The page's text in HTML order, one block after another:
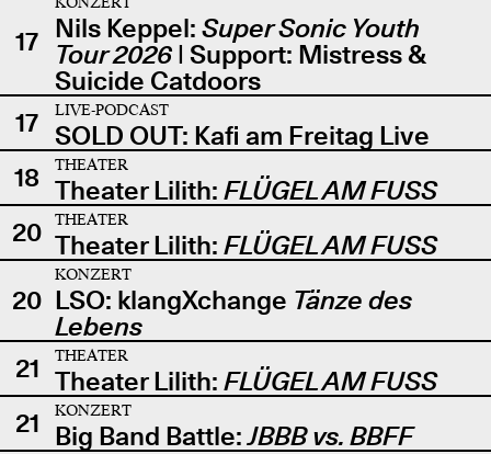
17 Nils Keppel: Super Sonic Youth
Tour 2026| Support: Mistress &
Suicide Catdoors
17
LIVE-PODCAST
SOLD OUT: Kafi am Freitag Live
18
THEATER
Theater Lilith: FLÜGEL AM FUSS
20
THEATER
Theater Lilith: FLÜGEL AM FUSS
20
KONZERT
LSO: klangXchange Tänze des
Lebens
21
THEATER
Theater Lilith: FLÜGEL AM FUSS
21
KONZERT
Big Band Battle:JBBB vs. BBFF